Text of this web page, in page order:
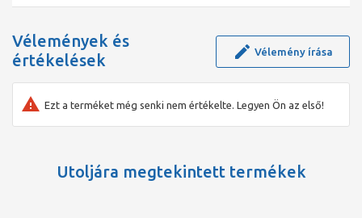
Vélemények és
értékelések
Vélemény írása
Ezt a terméket még senki nem értékelte. Legyen Ön az első!
Utoljára megtekintett termékek